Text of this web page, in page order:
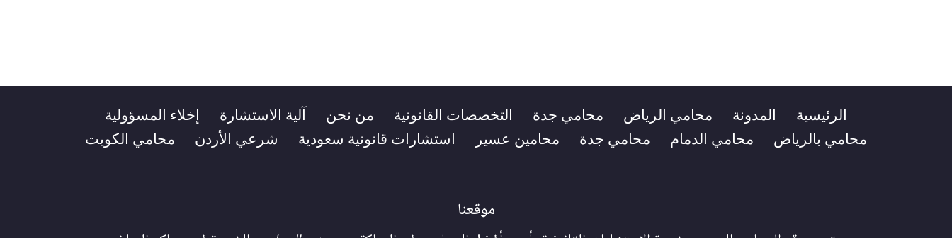
الرئيسية المدونة محامي الرياض محامي جدة التخصصات القانونية من نحن آلية الاستشارة
إخلاء المسؤولية
محامي بالرياض
محامي الدمام محامي جدة محامين عسير استشارات قانونية سعودية شرعي الأردن محامي الكويت
موقعنا